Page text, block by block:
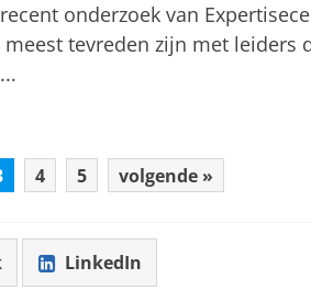
onderzoek van
tevreden zijn met leiders
4 5 volgende »
LinkedIn